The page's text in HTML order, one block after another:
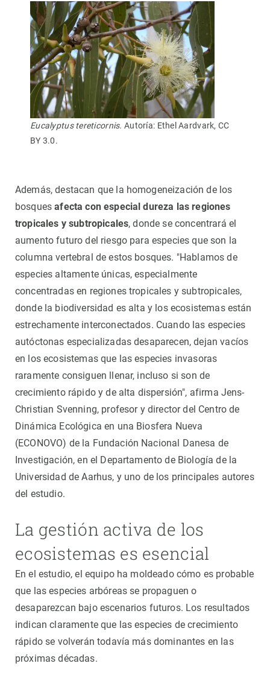
Eucalyptus tereticornis. Autoría: Ethel Aardvark, CC
BY 3.0.
Además, destacan que la homogeneización de los
bosquesafecta con especial dureza las regiones
tropicales y subtropicales, donde se concentrará el
aumento futuro del riesgo para especies que son la
columna vertebral de estos bosques. "Hablamos de
especies altamente únicas, especialmente
concentradas en regiones tropicales y subtropicales,
donde la biodiversidad es alta y los ecosistemas están
estrechamente interconectados. Cuando las especies
autóctonas especializadas desaparecen, dejan vacíos
en los ecosistemas que las especies invasoras
raramente consiguen llenar, incluso si son de
crecimiento rápido y de alta dispersión", afirma Jens-
Christian Svenning, profesor y director del Centro de
Dinámica Ecológica en una Biosfera Nueva
(ECONOVO) de la Fundación Nacional Danesa de
Investigación, en el Departamento de Biología de la
Universidad de Aarhus, y uno de los principales autores
del estudio.
La gestión activa de los
ecosistemas es esencial
En el estudio, el equipo ha moldeado cómo es probable
que las especies arbóreas se propaguen o
desaparezcan bajo escenarios futuros. Los resultados
indican claramente que las especies de crecimiento
rápido se volverán todavía más dominantes en las
próximas décadas.